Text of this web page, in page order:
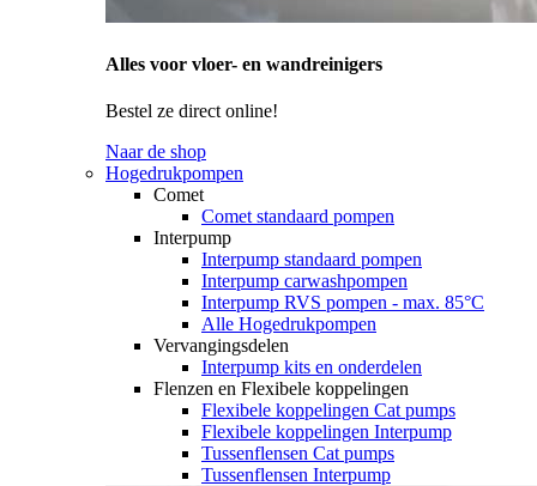
Alles voor vloer- en wandreinigers
Bestel ze direct online!
Naar de shop
Hogedrukpompen
Comet
Comet standaard pompen
Interpump
Interpump standaard pompen
Interpump carwashpompen
Interpump RVS pompen - max. 85°C
Alle Hogedrukpompen
Vervangingsdelen
Interpump kits en onderdelen
Flenzen en Flexibele koppelingen
Flexibele koppelingen Cat pumps
Flexibele koppelingen Interpump
Tussenflensen Cat pumps
Tussenflensen Interpump